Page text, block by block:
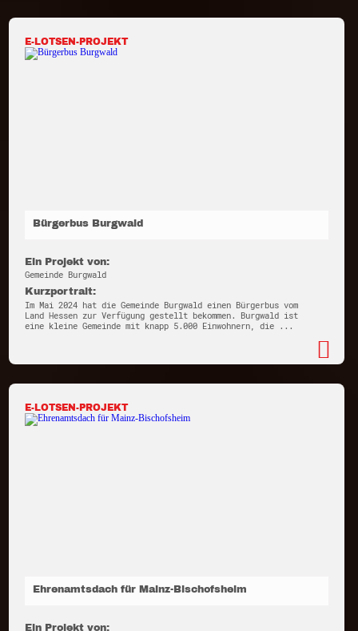
E-LOTSEN-PROJEKT
Bürgerbus Burgwald
Ein Projekt von:
Gemeinde Burgwald
Kurzportrait:
Im Mai 2024 hat die Gemeinde Burgwald einen Bürgerbus vom
Land Hessen zur Verfügung gestellt bekommen. Burgwald ist
eine kleine Gemeinde mit knapp 5.000 Einwohnern, die ...
E-LOTSEN-PROJEKT
Ehrenamtsdach für Mainz-Bischofsheim
Ein Projekt von: